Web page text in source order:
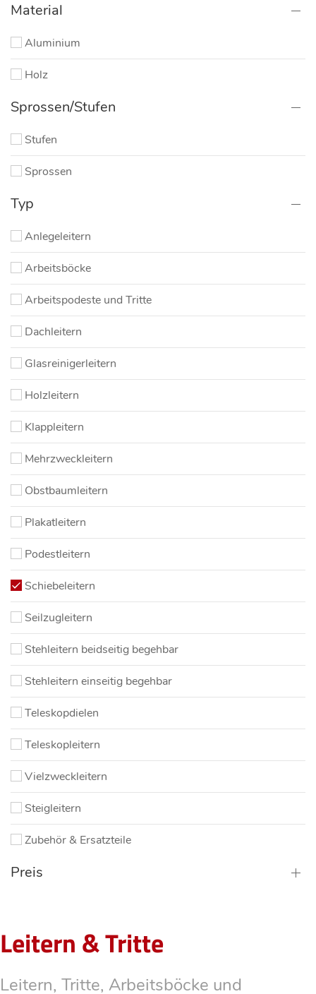
Material
Aluminium
Holz
Sprossen/Stufen
Stufen
Sprossen
Typ
Anlegeleitern
Arbeitsböcke
Arbeitspodeste und Tritte
Dachleitern
Glasreinigerleitern
Holzleitern
Klappleitern
Mehrzweckleitern
Obstbaumleitern
Plakatleitern
Podestleitern
Schiebeleitern
Seilzugleitern
Stehleitern beidseitig begehbar
Stehleitern einseitig begehbar
Teleskopdielen
Teleskopleitern
Vielzweckleitern
Steigleitern
Zubehör & Ersatzteile
Preis
Leitern & Tritte
Leitern, Tritte, Arbeitsböcke und